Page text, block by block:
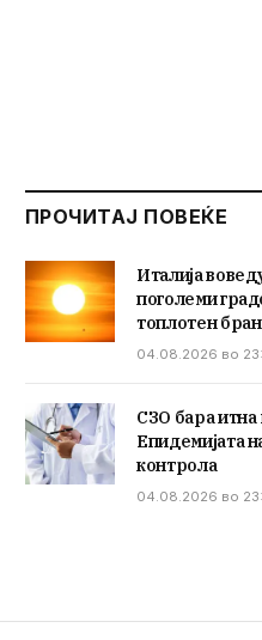
ПРОЧИТАЈ ПОВЕЌЕ
Италија
поголеми
топлотен бран
04.08.2026 во
СЗО бара
Епидемијата
контрола
04.08.2026 во